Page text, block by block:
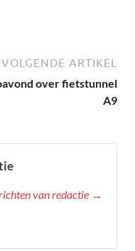
VOLGENDE ARTIKEL
over fietstunnel
A9
van redactie →